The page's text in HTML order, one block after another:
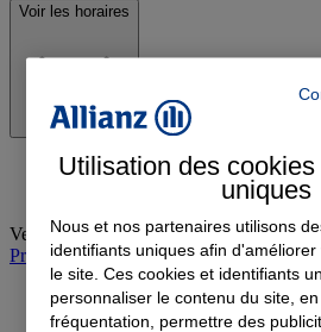
Voir les horaires
Vendredi: 09:00-12:00, 14:00-19:00
Prendre rendez-vous à l'agence
Utilisation des
uniques
Nous et nos partenaires utilisons
identifiants uniques afin
le site. Ces cookies et identifiants
personnaliser le contenu du site,
fréquentation, permettre des